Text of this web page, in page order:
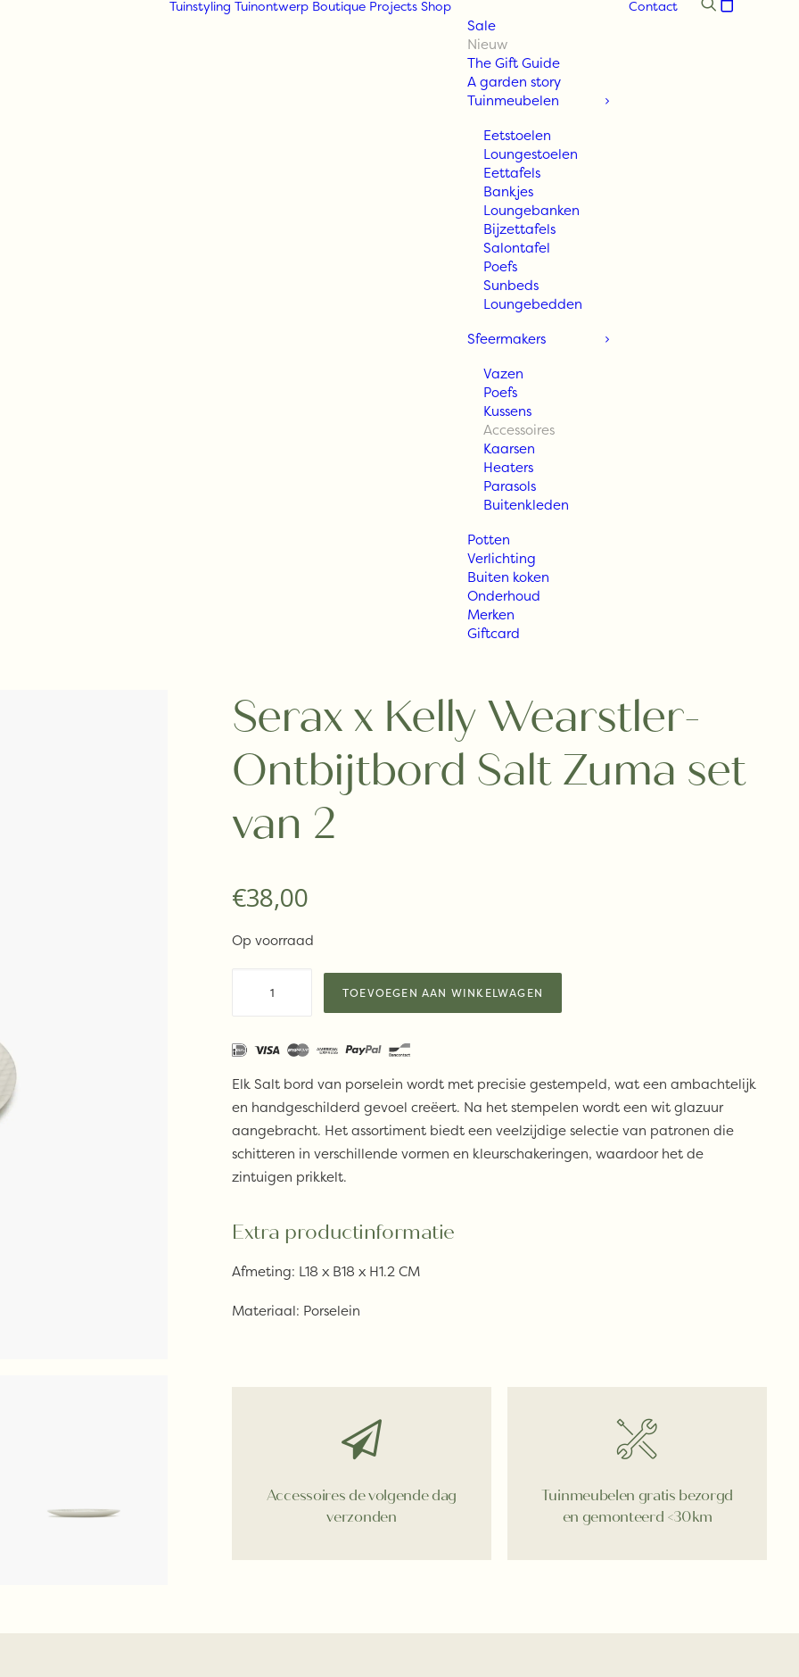
Tuinstyling Tuinontwerp Boutique Projects Shop
Sale
Nieuw
The Gift Guide
A garden story
Tuinmeubelen
Eetstoelen
Loungestoelen
Eettafels
Bankjes
Loungebanken
Bijzettafels
Salontafel
Poefs
Sunbeds
Loungebedden
Sfeermakers
Vazen
Poefs
Kussens
Accessoires
Kaarsen
Heaters
Parasols
Buitenkleden
Potten
Verlichting
Buiten koken
Onderhoud
Merken
Giftcard
Contact
Serax x Kelly Wearstler-
Ontbijtbord Salt Zuma set
van 2
€38,00
Op voorraad
Wearstler-
Salt
Zuma
set
van
2
TOEVOEGEN AAN WINKELWAGEN
Elk Salt bord van porselein wordt met precisie gestempeld, wat een ambachtelijk
en handgeschilderd gevoel creëert. Na het stempelen wordt een wit glazuur
aangebracht. Het assortiment biedt een veelzijdige selectie van patronen die
schitteren in verschillende vormen en kleurschakeringen, waardoor het de
zintuigen prikkelt.
Extra productinformatie
Afmeting: L18 x B18 x H1.2 CM
Materiaal: Porselein
Accessoires de volgende dag
verzonden
Tuinmeubelen gratis bezorgd
en gemonteerd <30km